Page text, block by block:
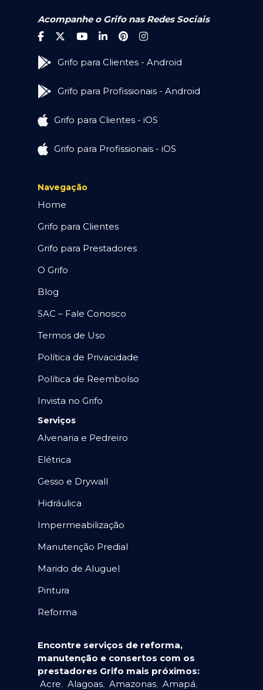
Acompanhe o Grifo nas Redes Sociais
Grifo para Clientes - Android
Grifo para Profissionais - Android
Grifo para Clientes - iOS
Grifo para Profissionais - iOS
Navegação
Home
Grifo para Clientes
Grifo para Prestadores
O Grifo
Blog
SAC – Fale Conosco
Termos de Uso
Política de Privacidade
Política de Reembolso
Invista no Grifo
Serviços
Alvenaria e Pedreiro
Elétrica
Gesso e Drywall
Hidráulica
Impermeabilização
Manutenção Predial
Marido de Aluguel
Pintura
Reforma
Encontre serviços de reforma,
manutenção e consertos com os
prestadores Grifo mais próximos:
Acre, Alagoas, Amazonas, Amapá,